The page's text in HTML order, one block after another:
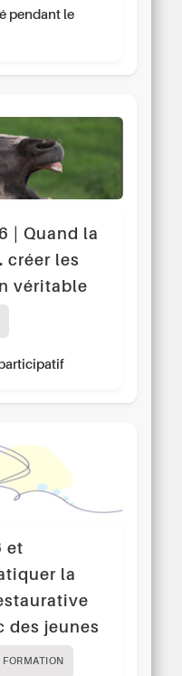
pendant le
| Quand la
créer les
véritable
et
la
des jeunes
FORMATION